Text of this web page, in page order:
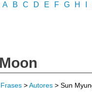
A B C D E F G H
Frases >Autores > Sun